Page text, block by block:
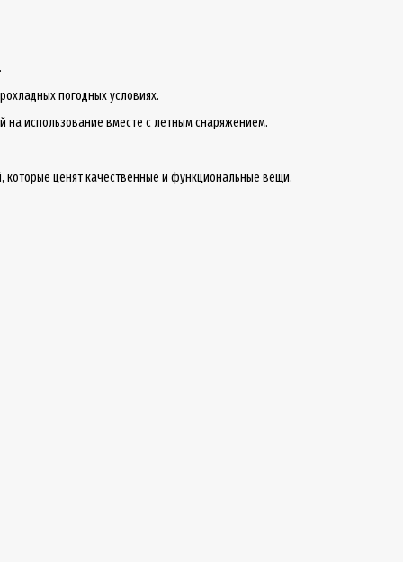
погодных условиях.
на использование вместе с летным снаряжением.
которые ценят качественные и функциональные вещи.